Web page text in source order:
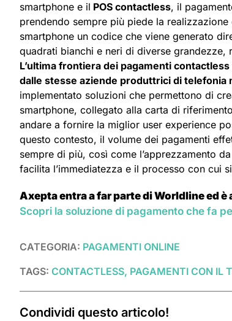
smartphone e il POS contactless, il
prendendo sempre più piede la
smartphone un codice che viene generato
quadrati bianchi e neri di diverse grandezze,
L’ultima frontiera dei pagamenti
dalle stesse aziende produttrici di telefonia
implementato soluzioni che permettono di
smartphone, collegato alla carta di
andare a fornire la miglior user experience
questo contesto, il volume dei pagamenti
sempre di più, così come l’apprezzamento
facilita l’immediatezza e il processo con cui
Axepta entra a far parte di Worldline ed
Scopri la soluzione di pagamento che fa
CATEGORIA: PAGAMENTI ONLINE
TAGS: CONTACTLESS, PAGAMENTI CON IL
Condividi questo articolo!